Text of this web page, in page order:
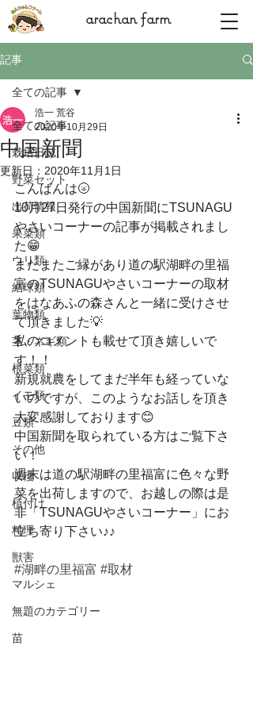
arachan farm
記事
全ての記事
栽培日誌
野菜セット
出荷情報
果菜類
ウリ類
結球類
葉物類
茎・ネギ類
根菜類
イモ類
豆類
その他
収穫
植付け
料理
獣害
マルシェ
無題のカテゴリー
苗
全ての記事
中国新聞
浩一 荒谷
2020年10月29日
更新日： 2020年11月1日
こんばんは🌝
10月27日発行の中国新聞にTSUNAGU
やさいコーナーの記事が掲載されまし
た😁
またまたご縁があり道の駅湖畔の里福
富のTSUNAGUやさいコーナーの取材
をはなあふの森さんと一緒に受けさせ
て頂きました💡
私のコメントも載せて頂き嬉しいで
す！！
新規就農をしてまだ半年も経っていな
いのですが、このようなお話しを頂き
大変感謝しております😊
中国新聞を取られている方はご覧下さ
い！
週末は道の駅湖畔の里福富に色々な野
菜を出荷しますので、お越しの際は是
非「TSUNAGUやさいコーナー」にお
立ち寄り下さい♪♪
#湖畔の里福富 #取材